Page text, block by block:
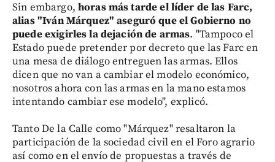
Sin embargo, horas más tarde el líder de las Farc,
alias "Iván Márquez" aseguró que el Gobierno no
puede exigirles la dejación de armas. "Tampoco el
Estado puede pretender por decreto que las Farc en
una mesa de diálogo entreguen las armas. Ellos
dicen que no van a cambiar el modelo económico,
nosotros ahora con las armas en la mano estamos
intentando cambiar ese modelo", explicó.
Tanto De la Calle como "Márquez" resaltaron la
participación de la sociedad civil en el Foro agrario
así como en el envío de propuestas a través de